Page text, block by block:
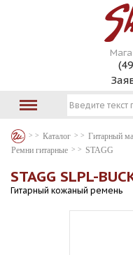
Каталог Гитарный
Ремни гитарные
STAGG
STAGG SLPL-
Гитарный кожаный ремень